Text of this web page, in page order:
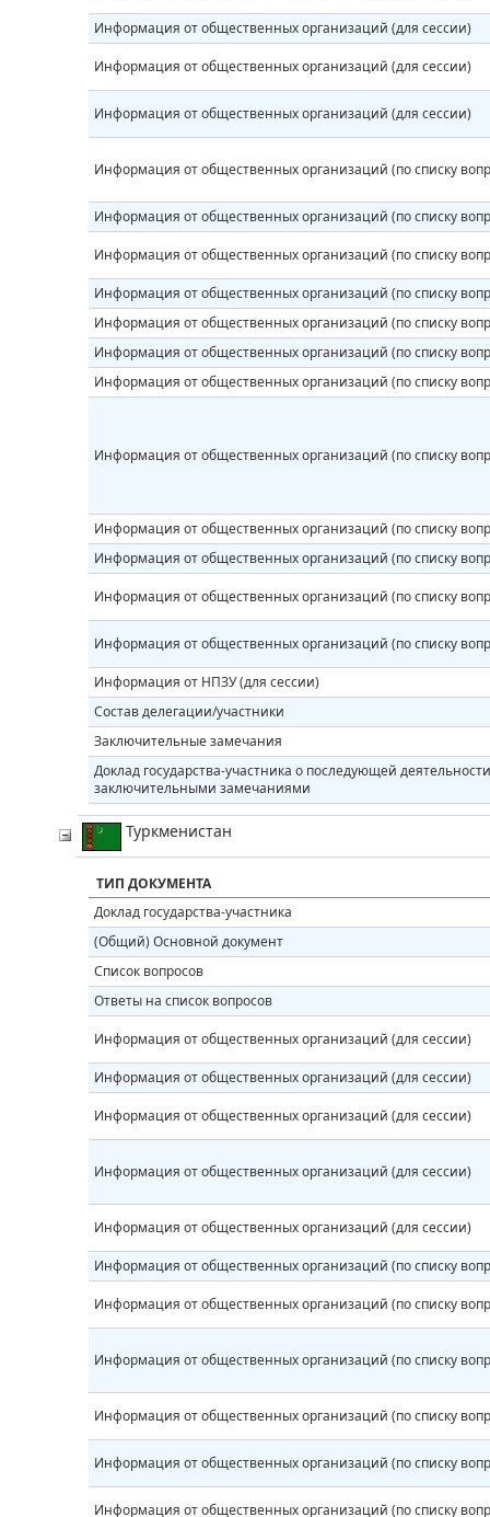
Информация от общественных организаций (для сессии)
Информация от общественных организаций (для сессии)
Информация от общественных организаций (для сессии)
Информация от общественных организаций (по списку
Информация от общественных организаций (по списку
Информация от общественных организаций (по списку
Информация от общественных организаций (по списку
Информация от общественных организаций (по списку
Информация от общественных организаций (по списку
Информация от общественных организаций (по списку
Информация от общественных организаций (по списку
Информация от общественных организаций (по списку
Информация от общественных организаций (по списку
Информация от общественных организаций (по списку
Информация от общественных организаций (по списку
Информация от НПЗУ (для сессии)
Состав делегации/участники
Заключительные замечания
Доклад государства-участника о последующей
заключительными замечаниями
Туркменистан
ТИП ДОКУМЕНТА
Доклад государства-участника
(Общий) Основной документ
Список вопросов
Ответы на список вопросов
Информация от общественных организаций (для сессии)
Информация от общественных организаций (для сессии)
Информация от общественных организаций (для сессии)
Информация от общественных организаций (для сессии)
Информация от общественных организаций (для сессии)
Информация от общественных организаций (по списку
Информация от общественных организаций (по списку
Информация от общественных организаций (по списку
Информация от общественных организаций (по списку
Информация от общественных организаций (по списку
Информация от общественных организаций (по списку